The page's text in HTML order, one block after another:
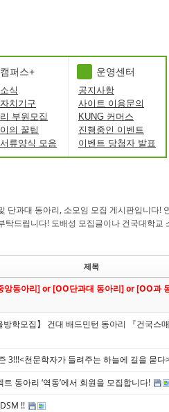
캠퍼스+
식
치기구
부원모집
의 꿀팁
류양식 모음
운영센터
공지사항
사이트 이용문의
KUNG 커머스
진행중인 이벤트
이벤트 당첨자 발표
단과대 동아리, 소모임 모집 게시판입니다
탁드립니다! 도배성 모집글이나 건국대학
제목
앙동아리] or [OO단과대 동아리] or [OO과
학모집】 건대 배드민턴 동아리 『건국스
3!!!<천문학자가 들려주는 하늘에 길을 묻
동아리 ‘역동’에서 회원을 모집합니다!
!!
스케치북5
스케치북5
스케치북5
스케치북5